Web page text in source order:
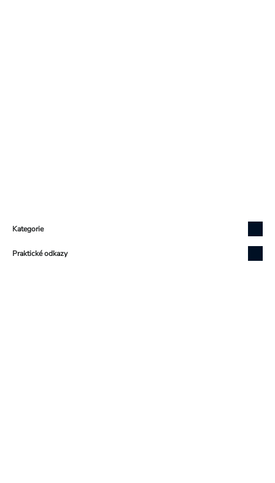
Kategorie
Praktické odkazy